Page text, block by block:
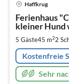
Haffkrug
Ferienhaus
kleiner Hund
5 Gäste45 m22
Kostenfreie
Sehr